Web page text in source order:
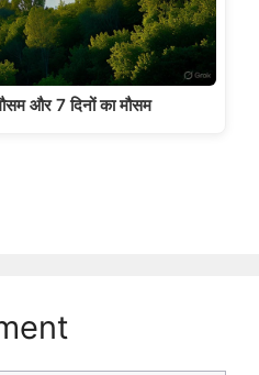
और 7 दिनों का मौसम